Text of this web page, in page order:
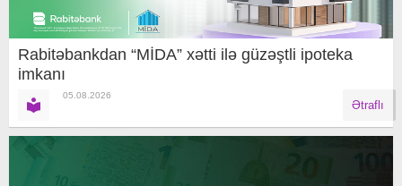
Rabitəbankdan “MİDA” xətti ilə güzəştli ipoteka
imkanı
05.08.2026
Ətraflı